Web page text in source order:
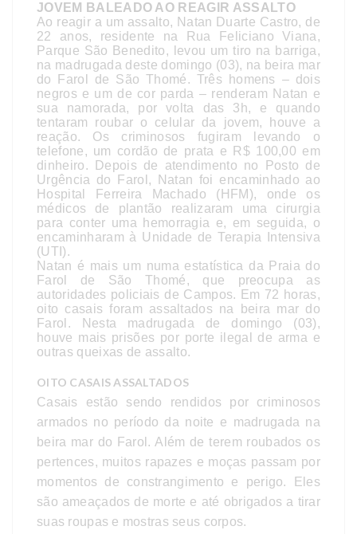
JOVEM BALEADO AO REAGIR ASSALTO
Ao reagir a um assalto, Natan Duarte Castro, de
22 anos, residente na Rua Feliciano Viana,
Parque São Benedito, levou um tiro na barriga,
na madrugada deste domingo (03), na beira mar
do Farol de São Thomé. Três homens – dois
negros e um de cor parda – renderam Natan e
sua namorada, por volta das 3h, e quando
tentaram roubar o celular da jovem, houve a
reação. Os criminosos fugiram levando o
telefone, um cordão de prata e R$ 100,00 em
dinheiro. Depois de atendimento no Posto de
Urgência do Farol, Natan foi encaminhado ao
Hospital Ferreira Machado (HFM), onde os
médicos de plantão realizaram uma cirurgia
para conter uma hemorragia e, em seguida, o
encaminharam à Unidade de Terapia Intensiva
(UTI).
Natan é mais um numa estatística da Praia do
Farol de São Thomé, que preocupa as
autoridades policiais de Campos. Em 72 horas,
oito casais foram assaltados na beira mar do
Farol. Nesta madrugada de domingo (03),
houve mais prisões por porte ilegal de arma e
outras queixas de assalto.
OITO CASAIS ASSALTADOS
Casais estão sendo rendidos por criminosos
armados no período da noite e madrugada na
beira mar do Farol. Além de terem roubados os
pertences, muitos rapazes e moças passam por
momentos de constrangimento e perigo. Eles
são ameaçados de morte e até obrigados a tirar
suas roupas e mostras seus corpos.